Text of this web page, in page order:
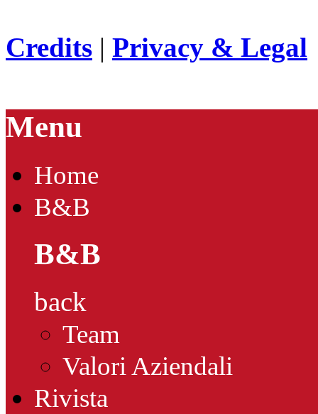
Credits | Privacy & Legal
Menu
Home
B&B
B&B
back
Team
Valori Aziendali
Rivista